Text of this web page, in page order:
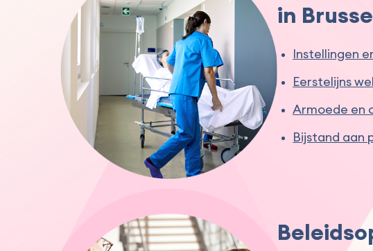
in
Instellingen
Eerstelijns
Armoede en
Bijstand aan